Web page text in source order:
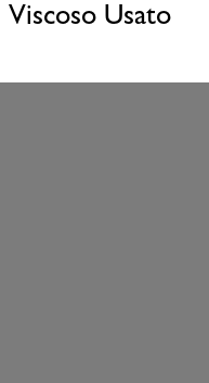
Viscoso Usato